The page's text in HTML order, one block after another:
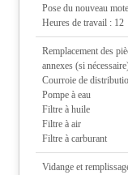
Pose du nouveau
Heures de travail : 12
Remplacement des
annexes (si
Courroie de
Pompe à eau
Filtre à huile
Filtre à air
Filtre à carburant
Vidange et